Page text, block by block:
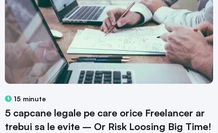
15 minute
5 capcane legale pe care orice Freelancer ar
trebui sa le evite – Or Risk Loosing Big Time!